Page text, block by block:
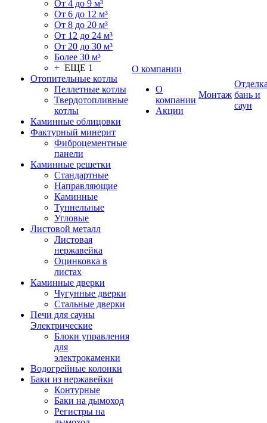
От 4 до 9 м³
От 6 до 12 м³
От 8 до 20 м³
От 12 до 24 м³
От 20 до 30 м³
Более 30 м³
+ ЕЩЕ 1
Отопительные котлы
Пеллетные котлы
Твердотопливные
котлы
Каминные облицовки
Фактурный минерит
Фиброцементные
панели
Каминные решетки
Стандартные
Направляющие
Каминные
Туннельные
Угловые
Листовой металл
Листовая
нержавейка
Оцинковка в
листах
Каминные дверки
Чугунные дверки
Стальные дверки
Печи для сауны
Электрические
Блоки управления
для
электрокаменки
Водогрейные колонки
Баки из нержавейки
Контурные
Баки на дымоход
Регистры на
О компании
О
компании
Акции
Монтаж бань и
саун